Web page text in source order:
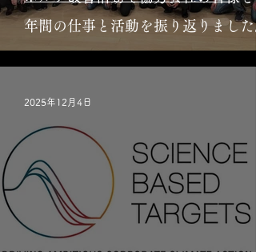
年間の仕事と活動を振り返りました
2025年12月4日